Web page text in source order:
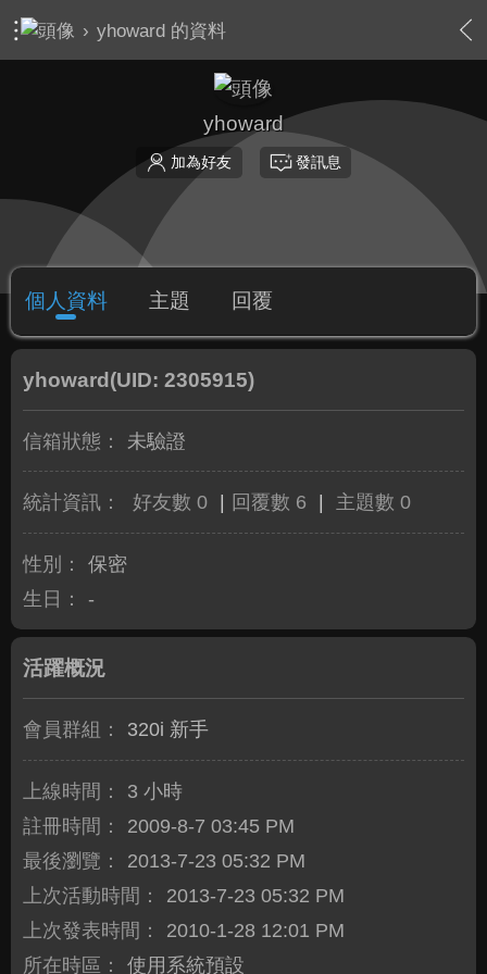
› yhoward 的資料
yhoward
加為好友 發訊息
個人資料 主題 回覆
yhoward (UID: 2305915)
信箱狀態： 未驗證
統計資訊： 好友數 0 回覆數 6 主題數 0
性別：
保密
生日：
-
活躍概況
會員群組： 320i 新手
上線時間：
3 小時
註冊時間：
2009-8-7 03:45 PM
最後瀏覽：
2013-7-23 05:32 PM
上次活動時間：
2013-7-23 05:32 PM
上次發表時間：
2010-1-28 12:01 PM
所在時區：
使用系統預設